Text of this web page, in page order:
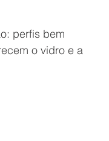
perfis bem
o vidro e a